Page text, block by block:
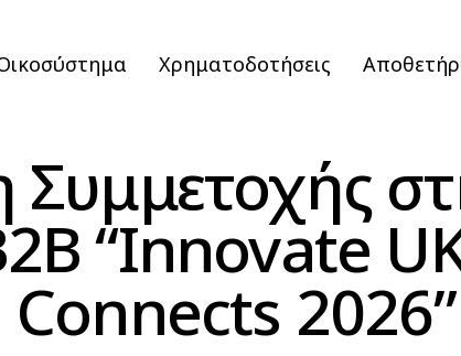
Χρηματοδοτήσεις
“Innovate
Connects 2026”